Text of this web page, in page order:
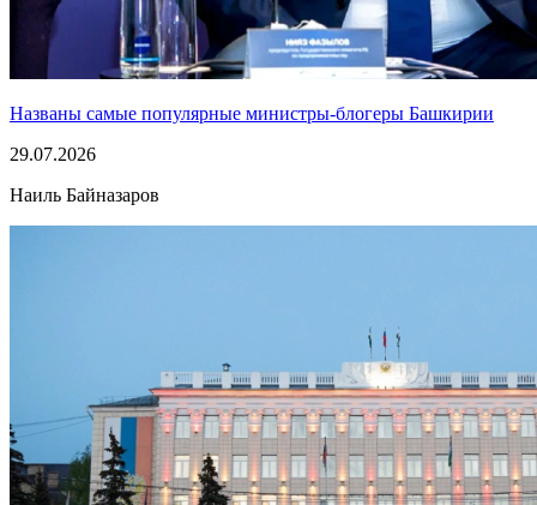
Названы самые популярные министры-блогеры Башкирии
29.07.2026
Наиль Байназаров